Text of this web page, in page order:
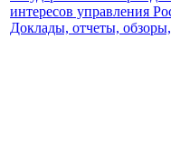
интересов управления
Доклады, отчеты,